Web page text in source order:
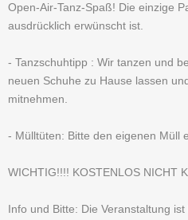
Open-Air-Tanz-Spaß! Die einzige
ausdrücklich erwünscht ist.
- Tanzschuhtipp : Wir tanzen und
neuen Schuhe zu Hause lassen
mitnehmen.
- Mülltüten: Bitte den eigenen Müll
WICHTIG!!!! KOSTENLOS NICHT
Info und Bitte: Die Veranstaltung